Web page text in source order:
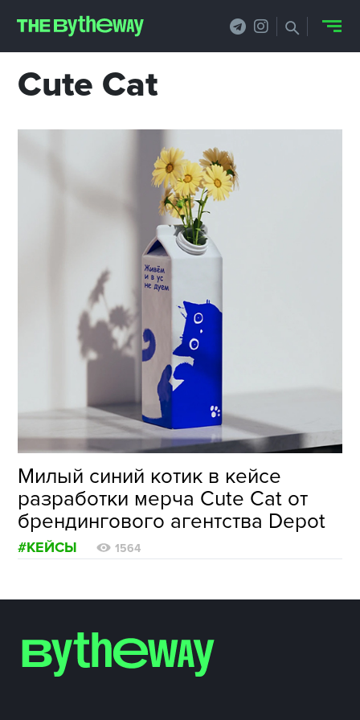
Cute Cat
Милый синий котик в кейсе
разработки мерча Cute Cat от
брендингового агентства Depot
#КЕЙСЫ 1564
НОВОСТИ
PRO.ОБЗОР
КЕЙСЫ
ФИЛОСОФИЯ
КРЕАТИВА
БИЗНЕС И
ТЕХНОЛОГИИ
ФЕСТИВАЛИ
ФОТОГРАФИЯ
ТИПОГРАФИКА
ИСТОРИИ БРЕНДОВ
О ПРОЕКТЕ
РЕКЛАМА